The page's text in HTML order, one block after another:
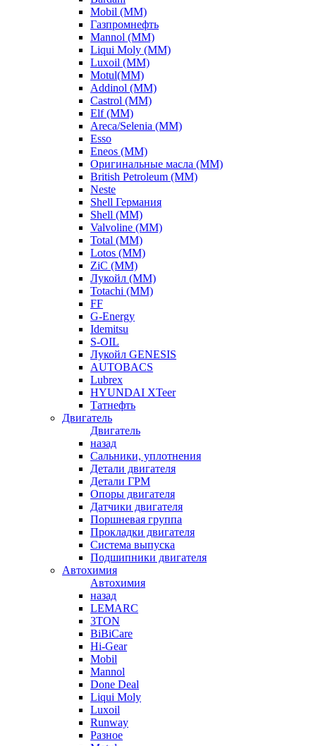
Mobil (ММ)
Газпромнефть
Mannol (ММ)
Liqui Moly (ММ)
Luxoil (ММ)
Motul(ММ)
Addinol (ММ)
Castrol (ММ)
Elf (ММ)
Areca/Selenia (ММ)
Esso
Eneos (ММ)
Оригинальные масла (ММ)
British Petroleum (ММ)
Neste
Shell Германия
Shell (ММ)
Valvoline (ММ)
Total (ММ)
Lotos (ММ)
ZiC (ММ)
Лукойл (ММ)
Totachi (MM)
FF
G-Energy
Idemitsu
S-OIL
Лукойл GENESIS
AUTOBACS
Lubrex
HYUNDAI XTeer
Татнефть
Двигатель
Двигатель
назад
Сальники, уплотнения
Детали двигателя
Детали ГРМ
Опоры двигателя
Датчики двигателя
Поршневая группа
Прокладки двигателя
Система выпуска
Подшипники двигателя
Автохимия
Автохимия
назад
LEMARC
3TON
BiBiCare
Hi-Gear
Mobil
Mannol
Done Deal
Liqui Moly
Luxoil
Runway
Разное